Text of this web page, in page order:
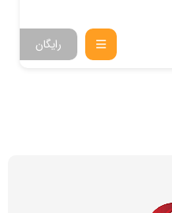
رایگان